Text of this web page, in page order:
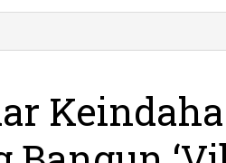
dari
Alam,
Pacitan
Didorong